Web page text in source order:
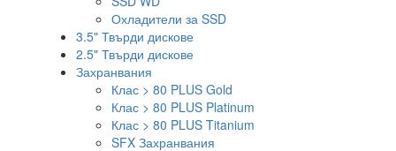
Охладители за SSD
3.5" Твърди дискове
2.5" Твърди дискове
Захранвания
Клас > 80 PLUS Gold
Клас > 80 PLUS Platinum
Клас > 80 PLUS Titanium
SFX Захранвания